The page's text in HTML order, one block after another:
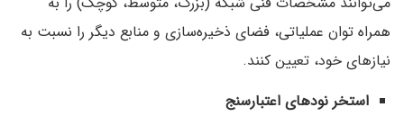
همراه توان عملیاتی، فضای ذخیره‌سازی و منابع دیگر را نسبت به
نیازهای خود، تعیین کنند.
استخر نودهای اعتبارسنج